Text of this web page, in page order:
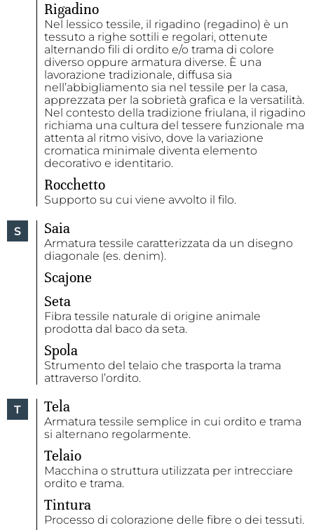
Rigadino
Nel lessico tessile, il rigadino (regadino) è un
tessuto a righe sottili e regolari, ottenute
alternando fili di ordito e/o trama di colore
diverso oppure armatura diverse. È una
lavorazione tradizionale, diffusa sia
nell’abbigliamento sia nel tessile per la casa,
apprezzata per la sobrietà grafica e la versatilità.
Nel contesto della tradizione friulana, il rigadino
richiama una cultura del tessere funzionale ma
attenta al ritmo visivo, dove la variazione
cromatica minimale diventa elemento
decorativo e identitario.
Rocchetto
Supporto su cui viene avvolto il filo.
S Saia
Armatura tessile caratterizzata da un disegno
diagonale (es. denim).
Scajone
Seta
Fibra tessile naturale di origine animale
prodotta dal baco da seta.
Spola
Strumento del telaio che trasporta la trama
attraverso l’ordito.
T Tela
Armatura tessile semplice in cui ordito e trama
si alternano regolarmente.
Telaio
Macchina o struttura utilizzata per intrecciare
ordito e trama.
Tintura
Processo di colorazione delle fibre o dei tessuti.